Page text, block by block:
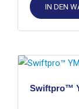
IN DEN
Swiftpro™